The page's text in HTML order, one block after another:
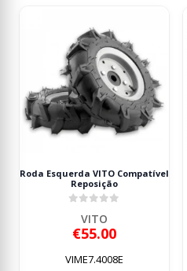
Roda Esquerda VITO Compatível
Reposição
VITO
€55.00
VIME7.4008E